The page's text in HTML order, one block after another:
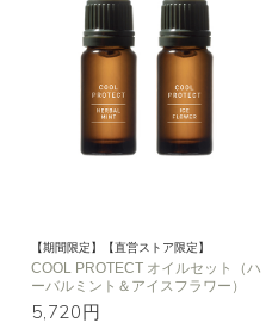
【期間限定】【直営ストア限定】
COOL PROTECT オイルセット（ハ
ーバルミント＆アイスフラワー）
5,720円